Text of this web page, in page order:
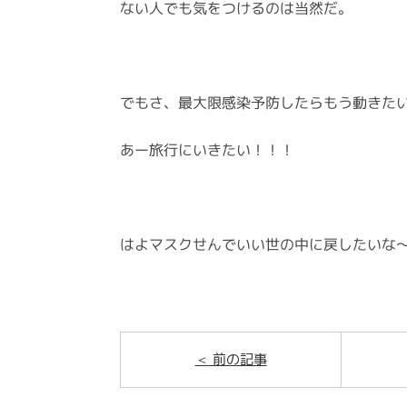
ない人でも気をつけるのは当然だ。
でもさ、最大限感染予防したらもう動きた
あー旅行にいきたい！！！
はよマスクせんでいい世の中に戻したいな
前の記事